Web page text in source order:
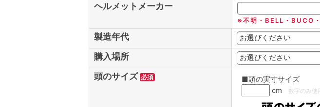
ヘルメットメーカー
※不明・BELL・BUCO
製造年代
購入場所
頭のサイズ 必須
■頭の実寸サイズ
cm
数字のみ使